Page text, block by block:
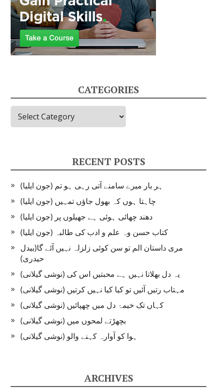
CATEGORIES
Categories
RECENT POSTS
ہر بار میرے سامنے آتی رہی ہو تم (جون ایلیا)
چاہتا ہوں کہ بھول جاؤں تمہیں (جون ایلیا)
دھند چھائی ہوئی ہے جھیلوں پر (جون ایلیا)
کتاب حسن وہ علم و ادب کی طالبہ (جون ایلیا)
مری داستان الم تو سن کوئی زلزلہ نہیں آئے گا(بیدل
حیدری)
یہ دل بھلاتا نہیں ہے محبتیں اس کی (نوشی گیلانی)
مہتاب رتیں آئیں تو کیا کیا نہیں کرتیں (نوشی گیلانی)
کہاں تک خیمۂ دل میں چھپائیں (نوشی گیلانی)
بچھڑتے لمحوں میں (نوشی گیلانی)
ہوا کو آوارہ کہنے والو (نوشی گیلانی)
ARCHIVES